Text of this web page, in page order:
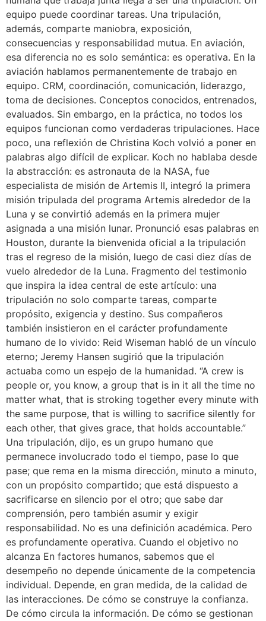
equipo puede coordinar tareas. Una tripulación,
además, comparte maniobra, exposición,
consecuencias y responsabilidad mutua. En aviación,
esa diferencia no es solo semántica: es operativa. En la
aviación hablamos permanentemente de trabajo en
equipo. CRM, coordinación, comunicación, liderazgo,
toma de decisiones. Conceptos conocidos, entrenados,
evaluados. Sin embargo, en la práctica, no todos los
equipos funcionan como verdaderas tripulaciones. Hace
poco, una reflexión de Christina Koch volvió a poner en
palabras algo difícil de explicar. Koch no hablaba desde
la abstracción: es astronauta de la NASA, fue
especialista de misión de Artemis II, integró la primera
misión tripulada del programa Artemis alrededor de la
Luna y se convirtió además en la primera mujer
asignada a una misión lunar. Pronunció esas palabras en
Houston, durante la bienvenida oficial a la tripulación
tras el regreso de la misión, luego de casi diez días de
vuelo alrededor de la Luna. Fragmento del testimonio
que inspira la idea central de este artículo: una
tripulación no solo comparte tareas, comparte
propósito, exigencia y destino. Sus compañeros
también insistieron en el carácter profundamente
humano de lo vivido: Reid Wiseman habló de un vínculo
eterno; Jeremy Hansen sugirió que la tripulación
actuaba como un espejo de la humanidad. “A crew is
people or, you know, a group that is in it all the time no
matter what, that is stroking together every minute with
the same purpose, that is willing to sacrifice silently for
each other, that gives grace, that holds accountable.”
Una tripulación, dijo, es un grupo humano que
permanece involucrado todo el tiempo, pase lo que
pase; que rema en la misma dirección, minuto a minuto,
con un propósito compartido; que está dispuesto a
sacrificarse en silencio por el otro; que sabe dar
comprensión, pero también asumir y exigir
responsabilidad. No es una definición académica. Pero
es profundamente operativa. Cuando el objetivo no
alcanza En factores humanos, sabemos que el
desempeño no depende únicamente de la competencia
individual. Depende, en gran medida, de la calidad de
las interacciones. De cómo se construye la confianza.
De cómo circula la información. De cómo se gestionan